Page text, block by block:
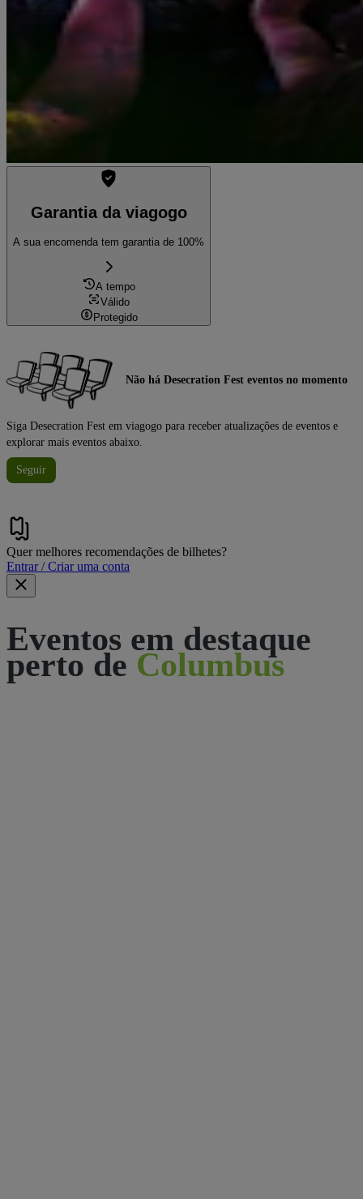
Garantia da viagogo
A sua encomenda tem garantia de 100%
A tempo
Válido
Protegido
Não há Desecration Fest eventos no momento
Siga Desecration Fest em viagogo para receber atualizações de eventos e
explorar mais eventos abaixo.
Seguir
Quer melhores recomendações de bilhetes?
Entrar / Criar uma conta
Eventos em destaque
perto de Columbus